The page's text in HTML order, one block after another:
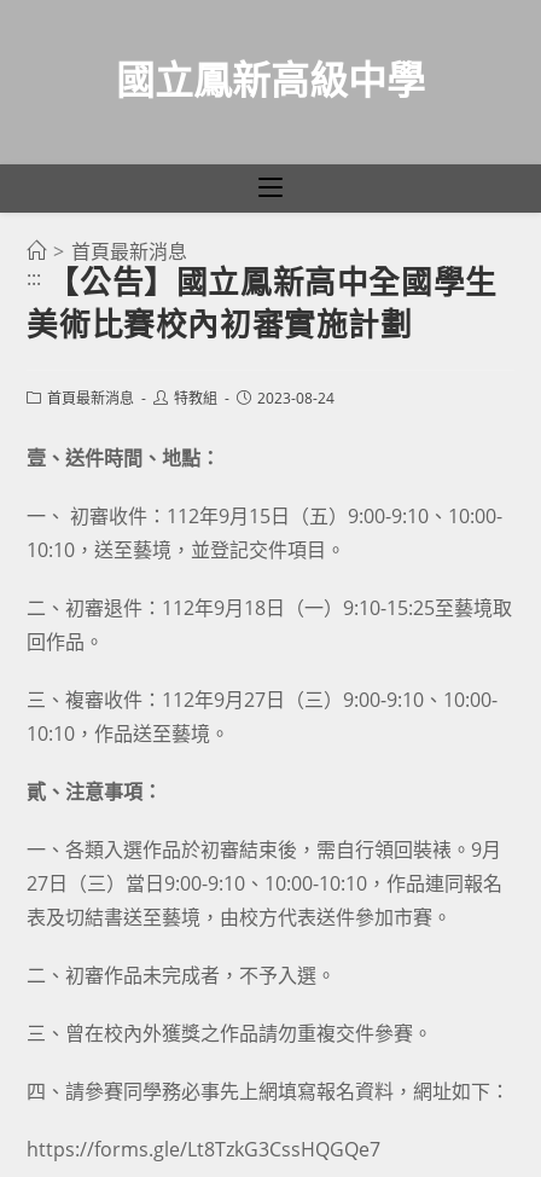
國立鳳新高級中學
> 首頁最新消息
:::
【公告】國立鳳新高中全國學生
美術比賽校內初審實施計劃
Post首頁最新消息
Post特教組
Post2023-08-24
壹、送件時間、地點：
一、 初審收件：112年9月15日（五）9:00-9:10、10:00-
10:10，送至藝境，並登記交件項目。
二、初審退件：112年9月18日（一）9:10-15:25至藝境取
回作品。
三、複審收件：112年9月27日（三）9:00-9:10、10:00-
10:10，作品送至藝境。
貳、注意事項：
一、各類入選作品於初審結束後，需自行領回裝裱。9月
27日（三）當日9:00-9:10、10:00-10:10，作品連同報名
表及切結書送至藝境，由校方代表送件參加市賽。
二、初審作品未完成者，不予入選。
三、曾在校內外獲獎之作品請勿重複交件參賽。
四、請參賽同學務必事先上網填寫報名資料，網址如下：
https://forms.gle/Lt8TzkG3CssHQGQe7